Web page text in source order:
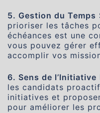
5. Gestion du Temps
prioriser les tâches
échéances est une
vous pouvez gérer
accomplir vos
6. Sens de l’Initiative
les candidats
initiatives et
pour améliorer les